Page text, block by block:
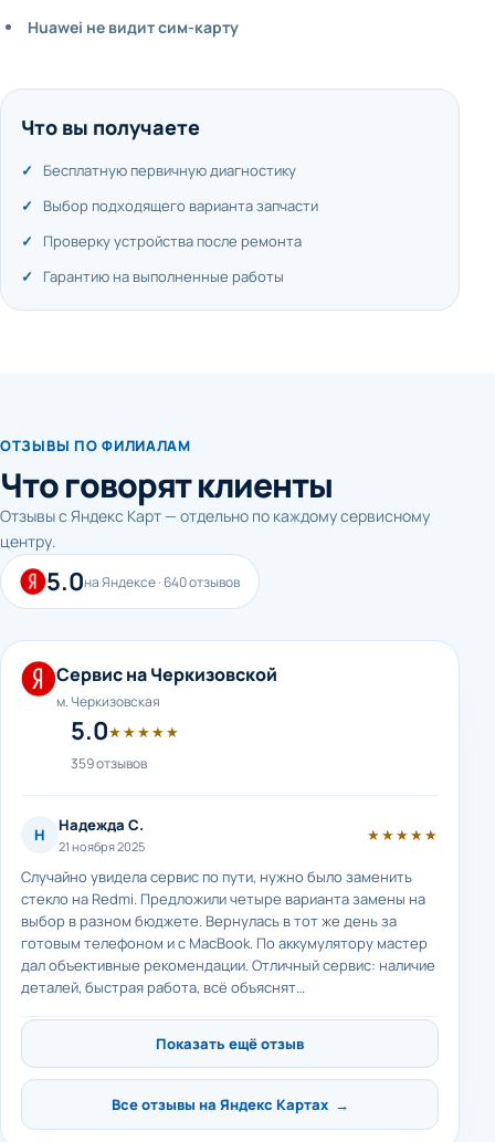
Huawei не видит сим-карту
Что вы получаете
Бесплатную первичную диагностику
Выбор подходящего варианта запчасти
Проверку устройства после ремонта
Гарантию на выполненные работы
ОТЗЫВЫ ПО ФИЛИАЛАМ
Что говорят клиенты
Отзывы с Яндекс Карт — отдельно по каждому сервисному
центру.
5.0на Яндексе · 640 отзывов
Сервис на Черкизовской
м. Черкизовская
5.0★★★★★
359 отзывов
Н Надежда С.
21 ноября 2025
★★★★★
Случайно увидела сервис по пути, нужно было заменить
стекло на Redmi. Предложили четыре варианта замены на
выбор в разном бюджете. Вернулась в тот же день за
готовым телефоном и с MacBook. По аккумулятору мастер
дал объективные рекомендации. Отличный сервис: наличие
деталей, быстрая работа, всё объяснят…
Показать ещё отзыв
Все отзывы на Яндекс Картах →